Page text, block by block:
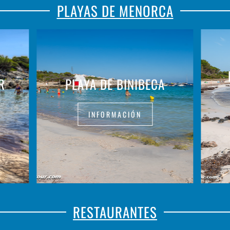
PLAYAS DE MENORCA
PLAYA DE BINIBECA
INFORMACIÓN
RESTAURANTES